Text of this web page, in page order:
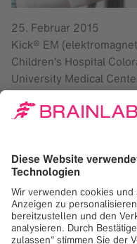
25. Februar 2015
Kick® EM
Children’s Hospital
University Medical
klinischen Einsatz. Mit
seinem großen
Durch sein
leicht transportieren und
aus drei Komponenten:
Anschlussbox und der
beinhaltet folgende